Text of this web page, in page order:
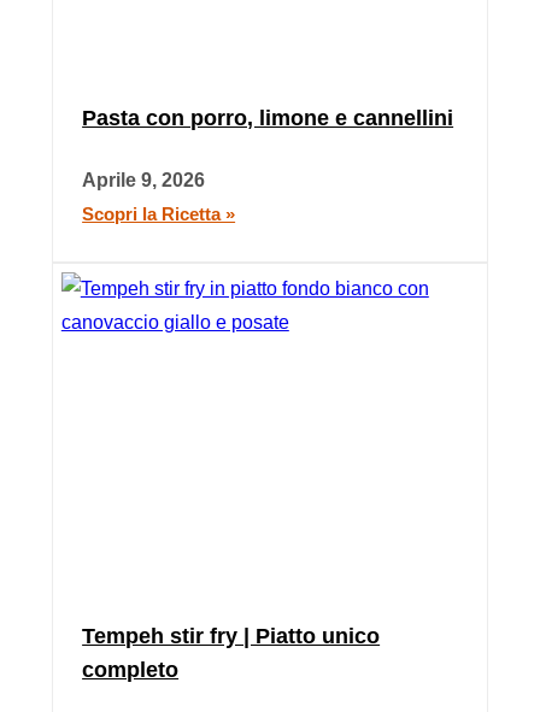
Pasta con porro, limone e cannellini
Aprile 9, 2026
Scopri la Ricetta »
Tempeh stir fry | Piatto unico
completo